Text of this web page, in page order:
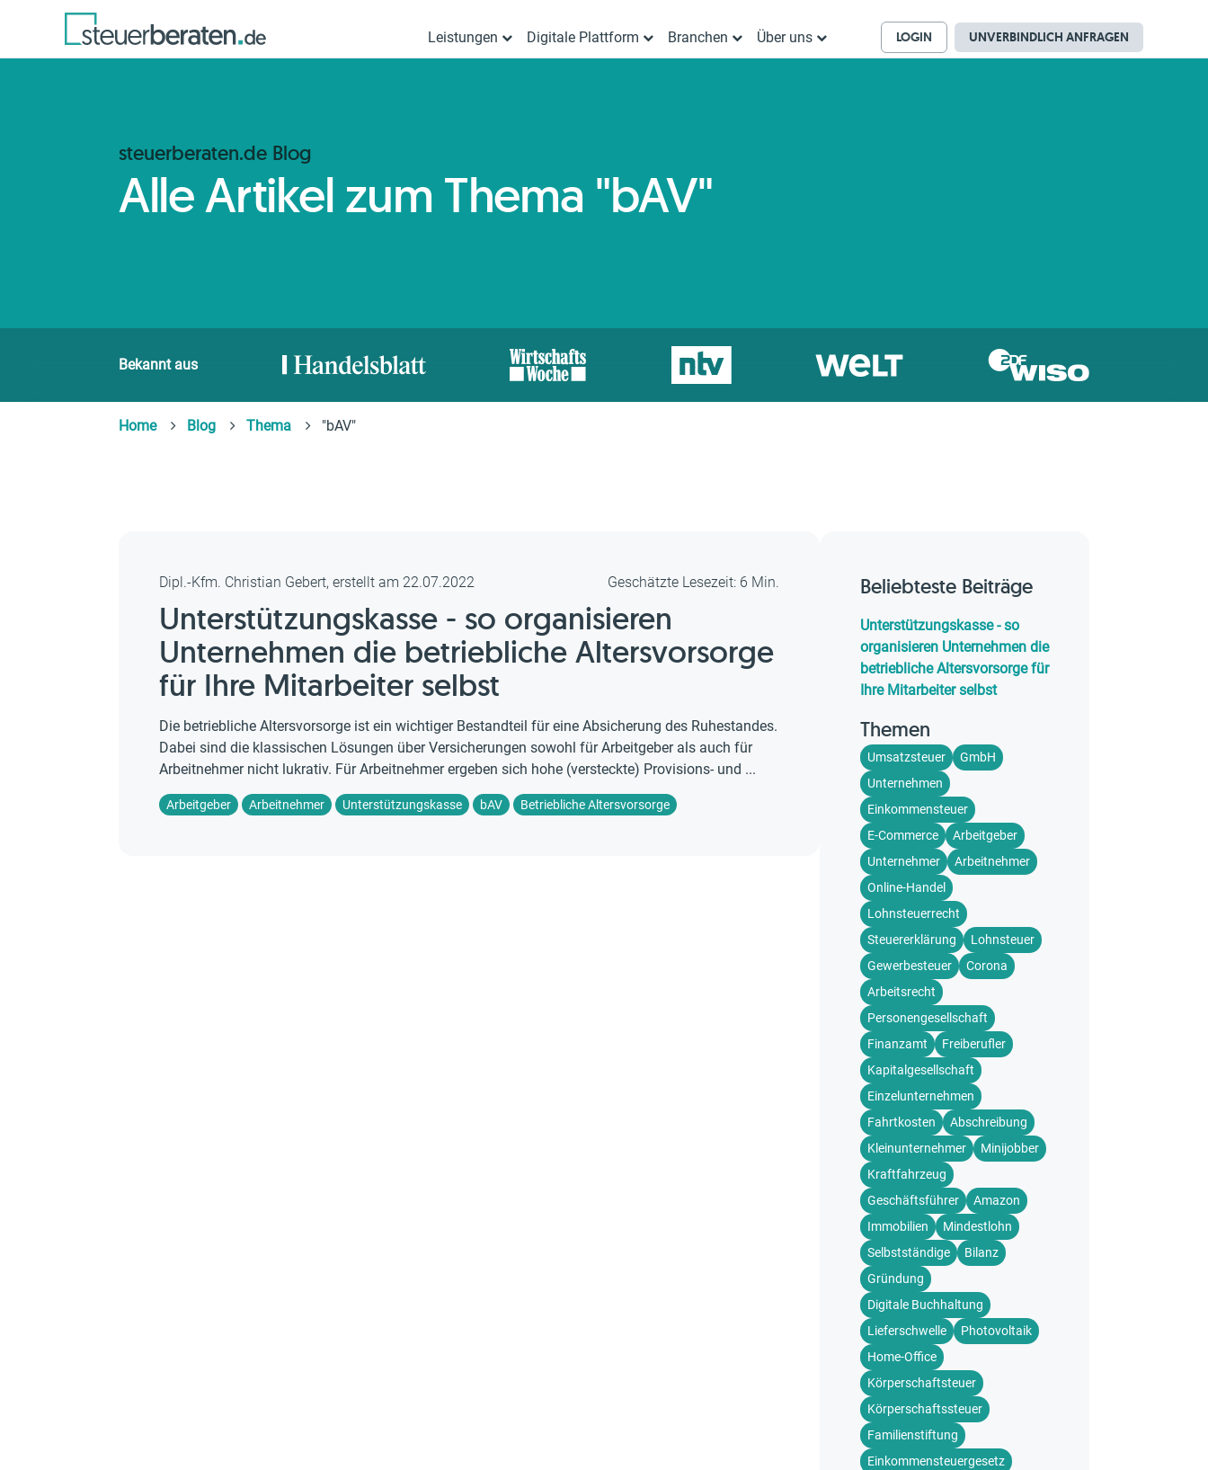
Leistungen Digitale Plattform Branchen Über uns LOGIN UNVERBINDLICH ANFRAGEN
steuerberaten.de Blog
Alle Artikel zum Thema "bAV"
Bekannt aus
Home Blog Thema "bAV"
Dipl.-Kfm. Christian Gebert, erstellt am 22.07.2022 Geschätzte Lesezeit: 6 Min.
Unterstützungskasse - so organisieren
Unternehmen die betriebliche Altersvorsorge
für Ihre Mitarbeiter selbst
Die betriebliche Altersvorsorge ist ein wichtiger Bestandteil für eine Absicherung des Ruhestandes.
Dabei sind die klassischen Lösungen über Versicherungen sowohl für Arbeitgeber als auch für
Arbeitnehmer nicht lukrativ. Für Arbeitnehmer ergeben sich hohe (versteckte) Provisions- und ...
Arbeitgeber Arbeitnehmer Unterstützungskasse bAV Betriebliche Altersvorsorge
Beliebteste Beiträge
Unterstützungskasse - so
organisieren Unternehmen die
betriebliche Altersvorsorge für
Ihre Mitarbeiter selbst
Themen
Umsatzsteuer
GmbH
Unternehmen
Einkommensteuer
E-Commerce
Arbeitgeber
Unternehmer
Arbeitnehmer
Online-Handel
Lohnsteuerrecht
Steuererklärung
Lohnsteuer
Gewerbesteuer
Corona
Arbeitsrecht
Personengesellschaft
Finanzamt
Freiberufler
Kapitalgesellschaft
Einzelunternehmen
Fahrtkosten
Abschreibung
Kleinunternehmer
Minijobber
Kraftfahrzeug
Geschäftsführer
Amazon
Immobilien
Mindestlohn
Selbstständige
Bilanz
Gründung
Digitale Buchhaltung
Lieferschwelle
Photovoltaik
Home-Office
Körperschaftsteuer
Körperschaftssteuer
Familienstiftung
Einkommensteuergesetz